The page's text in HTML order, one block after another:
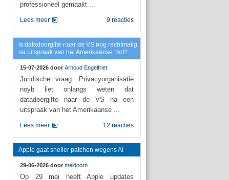
professioneel gemaakt ...
9 reacties
Lees meer
Is datadoorgifte naar de VS nog rechtmatig
na uitspraak van het Amerikaanse Hof?
15-07-2026 door Arnoud Engelfriet
Juridische vraag: Privacyorganisatie
noyb liet onlangs weten dat
datadoorgifte naar de VS na een
uitspraak van het Amerikaanse ...
12 reacties
Lees meer
Apple gaat sneller patchen wegens AI
29-06-2026 door meidoorn
Op 29 mei heeft Apple updates